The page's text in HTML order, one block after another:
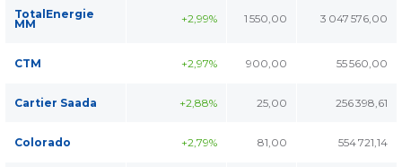
TotalEnergie
MM +2,99% 1 550,00 3 047 576,00
CTM +2,97% 900,00 55 560,00
Cartier Saada +2,88% 25,00 256 398,61
Colorado +2,79% 81,00 554 721,14